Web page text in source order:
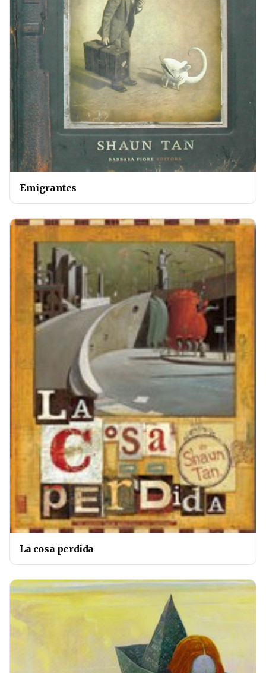
Emigrantes
La cosa perdida